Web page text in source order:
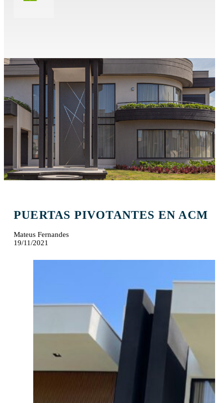
PUERTAS PIVOTANTES EN ACM
Mateus Fernandes
19/11/2021